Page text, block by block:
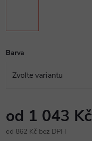
Barva
od 1 043 Kč
od 862 Kč bez DPH